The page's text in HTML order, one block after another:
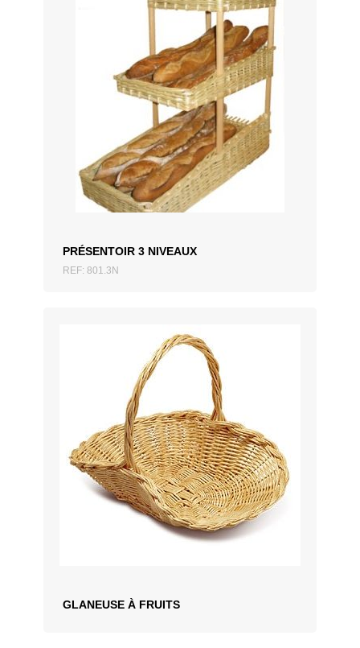
PRÉSENTOIR 3 NIVEAUX
REF: 801.3N
AJOUTER AU DEVIS
GLANEUSE À FRUITS